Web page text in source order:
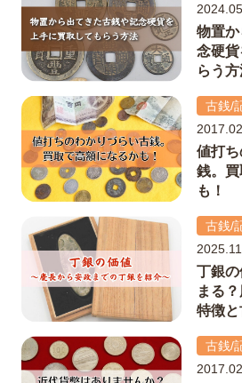
物置
念硬
らう
古銭/
値打
銭。
も！
古銭/
丁銀
まる
特徴と
古銭/